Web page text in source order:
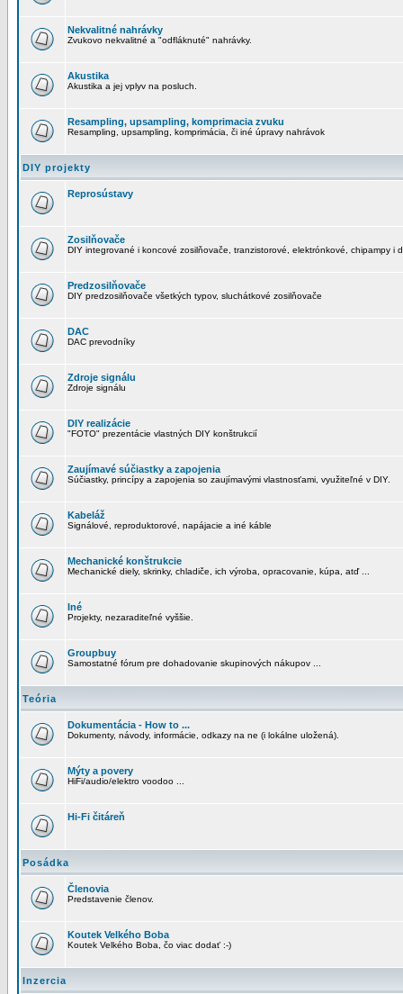
Nekvalitné nahrávky
Zvukovo nekvalitné a "odfláknuté" nahrávky.
Akustika
Akustika a jej vplyv na posluch.
Resampling, upsampling, komprimacia zvuku
Resampling, upsampling, komprimácia, či iné úpravy nahrávok
DIY projekty
Reprosústavy
Zosilňovače
DIY integrované i koncové zosilňovače, tranzistorové, elektrónkové, chipampy i
Predzosilňovače
DIY predzosilňovače všetkých typov, sluchátkové zosilňovače
DAC
DAC prevodníky
Zdroje signálu
Zdroje signálu
DIY realizácie
"FOTO" prezentácie vlastných DIY konštrukcií
Zaujímavé súčiastky a zapojenia
Súčiastky, princípy a zapojenia so zaujímavými vlastnosťami, využiteľné v DIY.
Kabeláž
Signálové, reproduktorové, napájacie a iné káble
Mechanické konštrukcie
Mechanické diely, skrinky, chladiče, ich výroba, opracovanie, kúpa, atď ...
Iné
Projekty, nezaraditeľné vyššie.
Groupbuy
Samostatné fórum pre dohadovanie skupinových nákupov ...
Teória
Dokumentácia - How to ...
Dokumenty, návody, informácie, odkazy na ne (i lokálne uložená).
Mýty a povery
HiFi/audio/elektro voodoo ...
Hi-Fi čitáreň
Posádka
Členovia
Predstavenie členov.
Koutek Velkého Boba
Koutek Velkého Boba, čo viac dodať :-)
Inzercia